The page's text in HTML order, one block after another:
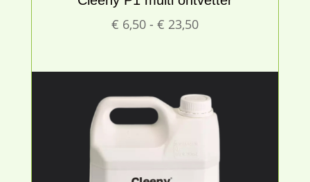
€ 6,50 - € 23,50Prijsklasse: